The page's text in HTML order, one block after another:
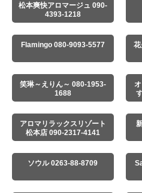
松本爽快アロマージュ 090-
4393-1218
Flamingo 080-9093-5577
笑琳～えりん～ 080-1953-
1688
アロマリラックスリゾート
松本店 090-2317-4141
ソウル 0263-88-8709